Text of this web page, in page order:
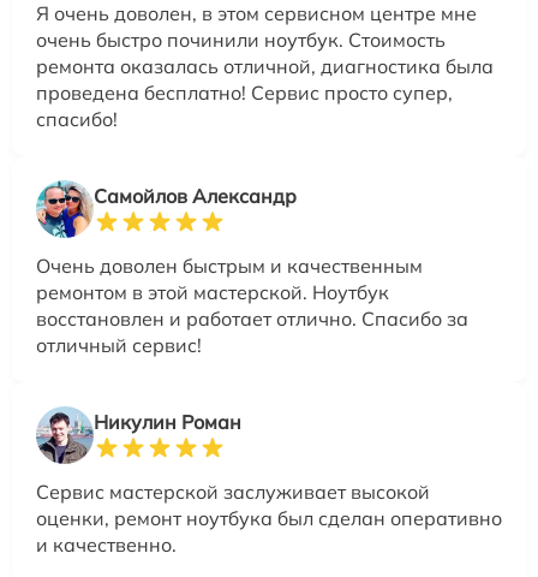
Я очень доволен, в этом сервисном центре мне
очень быстро починили ноутбук. Стоимость
ремонта оказалась отличной, диагностика была
проведена бесплатно! Сервис просто супер,
спасибо!
Самойлов Александр
Очень доволен быстрым и качественным
ремонтом в этой мастерской. Ноутбук
восстановлен и работает отлично. Спасибо за
отличный сервис!
Никулин Роман
Сервис мастерской заслуживает высокой
оценки, ремонт ноутбука был сделан оперативно
и качественно.